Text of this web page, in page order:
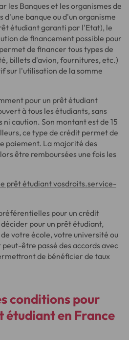
les Banques et les organismes de
d'une banque ou d'un organisme
étudiant garanti par l'Etat), le
de financement possible pour
de financer tous types de
billets d'avion, fournitures, etc.)
sur l'utilisation de la somme
pour un prêt étudiant
à tous les étudiants, sans
ni caution. Son montant est de 15
ce type de crédit permet de
paiement. La majorité des
être remboursées une fois les
prêt étudiant vosdroits.service-
pour un crédit
pour un prêt étudiant,
votre école, votre université ou
être passé des accords avec
de bénéficier de taux
conditions pour
étudiant en France